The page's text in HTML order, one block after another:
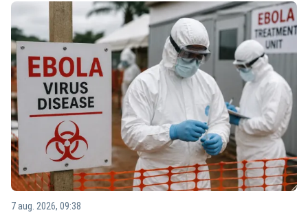
7 aug. 2026, 09:38